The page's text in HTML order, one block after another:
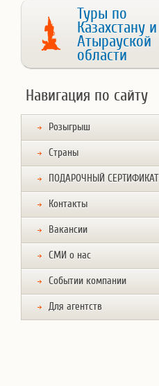
Туры по
Казахстану и
Атырауской
области
Навигация по сайту
Розыгрыш
Страны
ПОДАРОЧНЫЙ СЕРТИФИКАТ
Контакты
Вакансии
СМИ о нас
Событии компании
Для агентств